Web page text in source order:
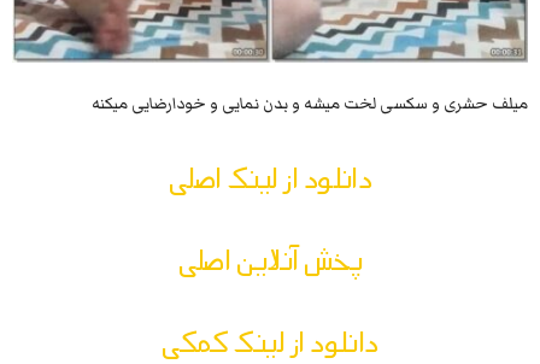
میلف حشری و سکسی لخت میشه و بدن نمایی و خودارضایی میکنه
دانلود از لینک اصلی
پخش آنلاین اصلی
دانلود از لینک کمکی